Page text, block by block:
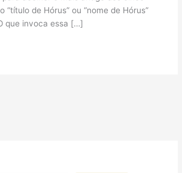
“título de Hórus” ou “nome de Hórus”
que invoca essa […]